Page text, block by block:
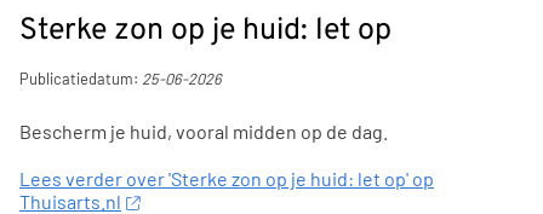
Sterke zon op je huid: let op
Publicatiedatum: 25-06-2026
Bescherm je huid, vooral midden op de dag.
Lees verder over 'Sterke zon op je huid: let op' op
Thuisarts.nl